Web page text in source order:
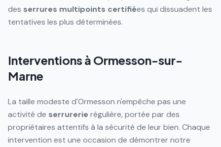
des serrures multipoints certifiées qui dissuadent les
tentatives les plus déterminées.
Interventions à Ormesson-sur-
Marne
La taille modeste d'Ormesson n'empêche pas une
activité de serrurerie régulière, portée par des
propriétaires attentifs à la sécurité de leur bien. Chaque
intervention est une occasion de démontrer notre